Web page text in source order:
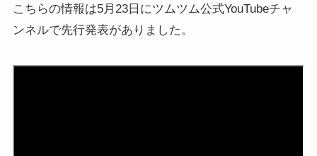
こちらの情報は5月23日にツムツム公式YouTubeチャ
ンネルで先行発表がありました。